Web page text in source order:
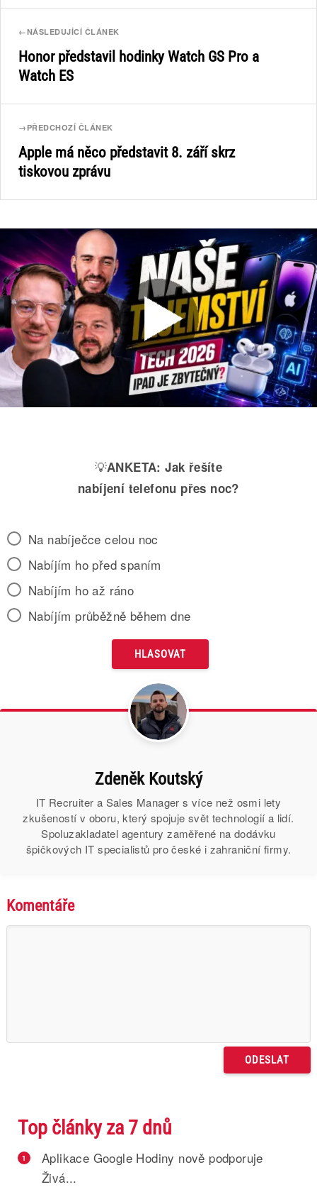
←NÁSLEDUJÍCÍ ČLÁNEK
Honor představil hodinky Watch GS Pro a
Watch ES
→ PŘEDCHOZÍ ČLÁNEK
Apple má něco představit 8. září skrz
tiskovou zprávu
💡ANKETA: Jak řešíte
nabíjení telefonu přes noc?
Na nabíječce celou noc
Nabíjím ho před spaním
Nabíjím ho až ráno
Nabíjím průběžně během dne
Zdeněk Koutský
IT Recruiter a Sales Manager s více než osmi lety
zkušeností v oboru, který spojuje svět technologií a lidí.
Spoluzakladatel agentury zaměřené na dodávku
špičkových IT specialistů pro české i zahraniční firmy.
Komentáře
Top články za 7 dnů
1
Aplikace Google Hodiny nově podporuje
Živá...